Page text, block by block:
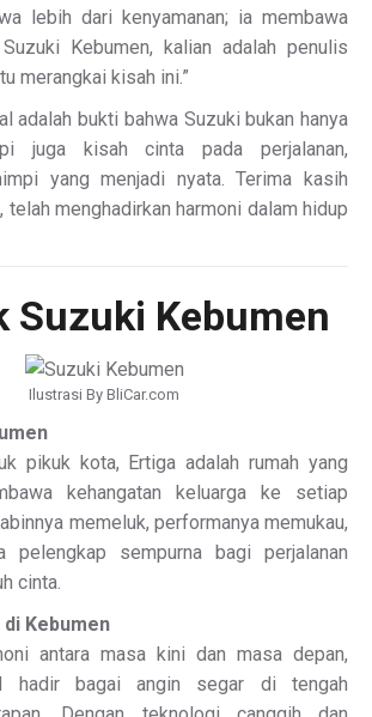
lebih dari kenyamanan; ia membawa
Kebumen, kalian adalah penulis
merangkai kisah ini.”
adalah bukti bahwa Suzuki bukan hanya
juga kisah cinta pada perjalanan,
yang menjadi nyata. Terima kasih
telah menghadirkan harmoni dalam hidup
Suzuki Kebumen
Ilustrasi By BliCar.com
pikuk kota, Ertiga adalah rumah yang
kehangatan keluarga ke setiap
memeluk, performanya memukau,
pelengkap sempurna bagi perjalanan
cinta.
Kebumen
antara masa kini dan masa depan,
hadir bagai angin segar di tengah